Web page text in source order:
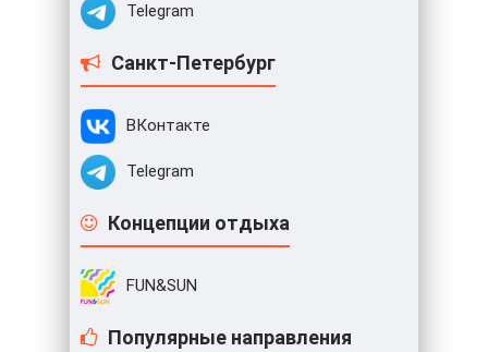
Telegram
Санкт-Петербург
ВКонтакте
Telegram
Концепции отдыха
FUN&SUN
Популярные направления